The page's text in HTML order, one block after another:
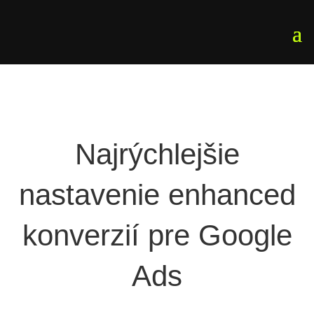
Najrýchlejšie
nastavenie enhanced
konverzií pre Google
Ads